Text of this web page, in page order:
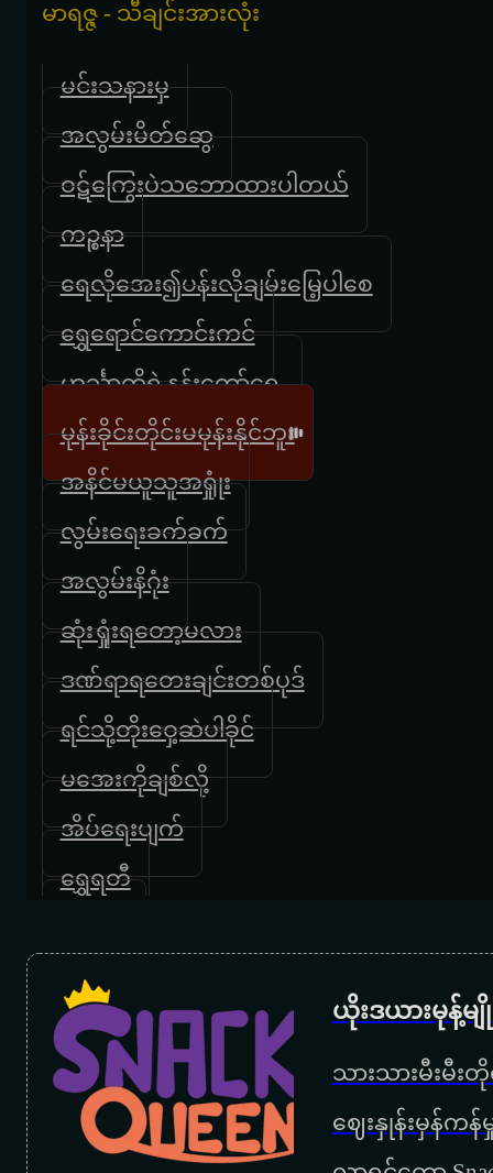
မာရဇ္ဇ - သီချင်းအားလုံး
မင်းသနားမှ
အလွမ်းမိတ်ဆွေ
ဝဋ်ကြွေးပဲသဘောထားပါတယ်
ကဉ္စနာ
ရေလိုအေး၍ပန်းလိုချမ်းမြေ့ပါစေ
ရွှေရောင်ကောင်းကင်
ဟင်္သာတို့ရဲ့နန်းတော်ရှေ့
မုန်းခိုင်းတိုင်းမမုန်းနိုင်ဘူး
အနိင်မယူသူအရှုုံး
လွမ်းရေးခက်ခက်
အလွမ်းနိဂုံး
ဆုံးရှုံးရတော့မလား
ဒဏ်ရာရတေးချင်းတစ်ပုဒ်
ရင်သို့တိုးဝှေ့ဆဲပါခိုင်
မအေးကိုချစ်လို့
အိပ်ရေးပျက်
ရွှေရတီ
မျှော်လင့်ခြင်းလမင်း
ဆင်မြီးလက်စွပ်လေး
ဓနမဲ့အချစ်ရဲ့လျှောက်ထားချက်
ဝေးဝေးကလွမ်း
ယိုးဒယားမုန့်
သားသားမီးမီး
ဈေးနှုန်းမှန်က